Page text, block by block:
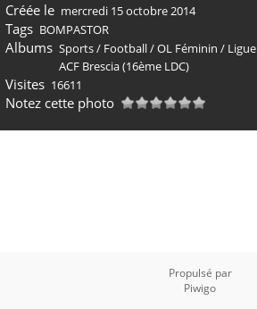
Créée le mercredi 15 octobre 2014
Tags BOMPASTOR
Albums Sports/ Football/OL Féminin /
ACF Brescia (16ème LDC)
Visites 16611
Notez cette photo
Propulsé par
Piwigo